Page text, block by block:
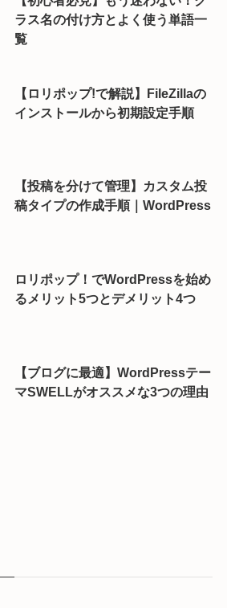
ラス名の付け方とよく使う単語一
覧
【ロリポップ!で解説】FileZillaの
インストールから初期設定手順
【投稿を分けて管理】カスタム投
稿タイプの作成手順｜WordPress
ロリポップ！でWordPressを始め
るメリット5つとデメリット4つ
【ブログに最適】WordPressテー
マSWELLがオススメな3つの理由